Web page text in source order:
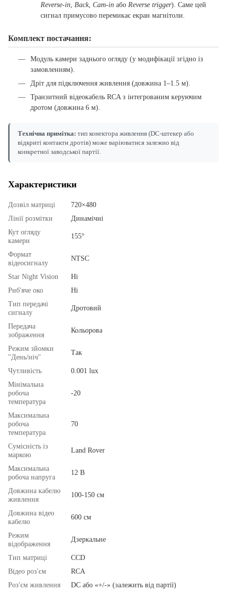
Reverse-in Back, Cam-in або Reverse trigger). Саме цей
сигнал примусово перемикає екран магнітоли.
Комплект постачання:
Модуль камери заднього огляду (у модифікації згідно із
замовленням).
Дріт для підключення живлення (довжина 1–1.5 м).
Транзитний відеокабель RCA з інтегрованим керуючим
дротом (довжина 6 м).
Технічна примітка: тип конектора живлення (DC-штекер або
відкриті контакти дротів) може варіюватися залежно від
конкретної заводської партії.
Характеристики
Дозвіл матриці
720×480
Лінії розмітки
Динамічні
Кут огляду
камери
155°
Формат
відеосигналу
NTSC
Star Night Vision
Ні
Риб'яче око
Ні
Тип передачі
сигналу
Дротовий
Передача
зображення
Кольорова
Режим зйомки
"День/ніч"
Так
Чутливість
0.001 lux
Мінімальна
робоча
температура
-20
Максимальна
робоча
температура
70
Сумісність із
маркою
Land Rover
Максимальна
робоча напруга
12 В
Довжина кабелю
живлення
100-150 см
Довжина відео
кабелю
600 см
Режим
відображення
Дзеркальне
Тип матриці
ССD
Відео роз'єм
RCA
Роз'єм живлення
DC або «+/-» (залежить від партії)